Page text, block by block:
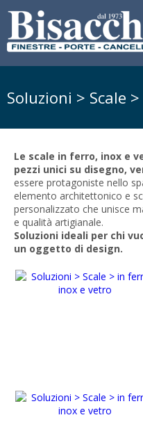
Soluzioni > Scale
Le scale in ferro, inox e
pezzi unici su disegno,
essere protagoniste nello
elemento architettonico e
personalizzato che unisce
e qualità artigianale.
Soluzioni ideali per chi
un oggetto di design.